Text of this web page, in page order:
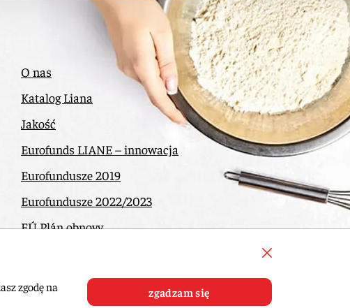
O nas
Katalog Liana
Jakość
Eurofunds LIANE – innowacja
Eurofundusze 2019
Eurofundusze 2022/2023
EÚ Plán obnovy
zgodę na
zgadzam się